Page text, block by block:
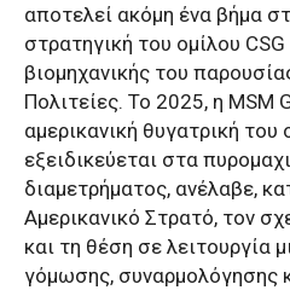
αποτελεί ακόμη ένα βήμα
στρατηγική του ομίλου
βιομηχανικής του
Πολιτείες. Το 2025, η MSM
αμερικανική θυγατρική του
εξειδικεύεται στα
διαμετρήματος, ανέλαβε,
Αμερικανικό Στρατό, τον
και τη θέση σε λειτουργία
γόμωσης, συναρμολόγησης